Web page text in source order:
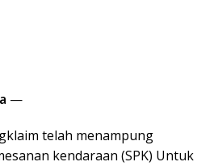
—
telah menampung
kendaraan (SPK) Untuk